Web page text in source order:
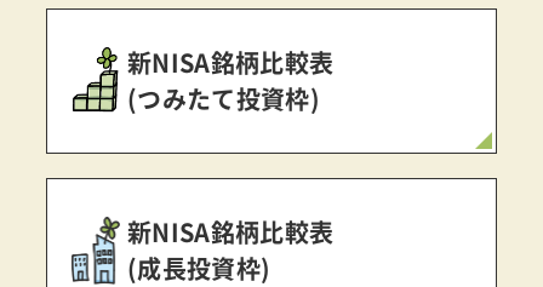
新NISA銘柄比較表
(つみたて投資枠)
新NISA銘柄比較表
(成長投資枠)